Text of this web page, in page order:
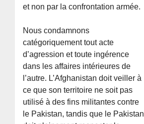
et non par la confrontation armée.
Nous condamnons
catégoriquement tout acte
d’agression et toute ingérence
dans les affaires intérieures de
l’autre. L’Afghanistan doit veiller à
ce que son territoire ne soit pas
utilisé à des fins militantes contre
le Pakistan, tandis que le Pakistan